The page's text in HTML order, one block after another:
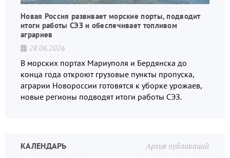
Новая Россия развивает морские порты, подводит
итоги работы СЭЗ и обеспечивает топливом
аграриев
28.06.2026
В морских портах Мариуполя и Бердянска до
конца года откроют грузовые пункты пропуска,
аграрии Новороссии готовятся к уборке урожаев,
новые регионы подводят итоги работы СЭЗ.
Архив публикаций
КАЛЕНДАРЬ